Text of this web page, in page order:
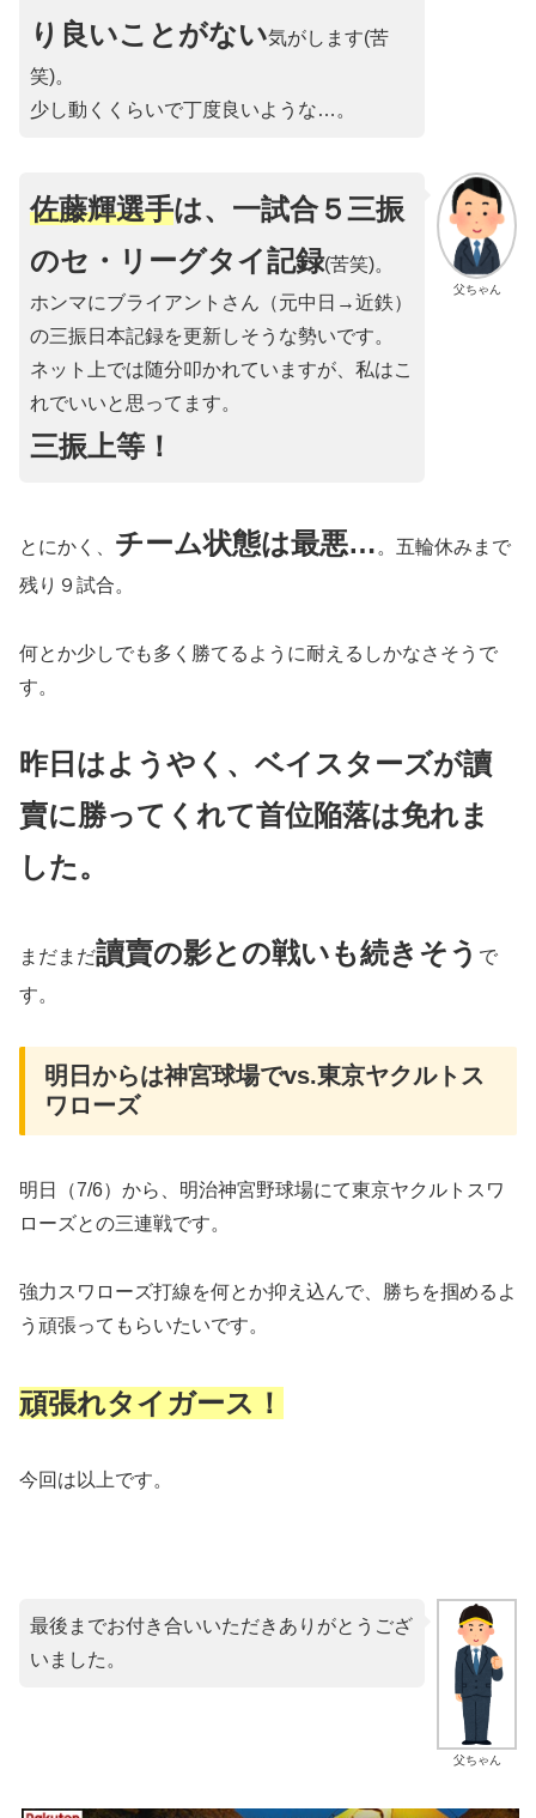
り良いことがない気がします(苦
笑)。
少し動くくらいで丁度良いような…。
父ちゃん
佐藤輝選手は、一試合５三振
のセ・リーグタイ記録(苦笑)。
ホンマにブライアントさん（元中日→近鉄）
の三振日本記録を更新しそうな勢いです。
ネット上では随分叩かれていますが、私はこ
れでいいと思ってます。
三振上等！
とにかく、 チーム状態は最悪… 。五輪休みまで
残り９試合。
何とか少しでも多く勝てるように耐えるしかなさそうで
す。
昨日はようやく、ベイスターズが讀
賣に勝ってくれて首位陥落は免れま
した。
まだまだ讀賣の影との戦いも続きそう で
す。
明日からは神宮球場でvs.東京ヤクルトス
ワローズ
明日（7/6）から、明治神宮野球場にて東京ヤクルトスワ
ローズとの三連戦です。
強力スワローズ打線を何とか抑え込んで、勝ちを掴めるよ
う頑張ってもらいたいです。
頑張れタイガース！
今回は以上です。
父ちゃん
最後までお付き合いいただきありがとうござ
いました。